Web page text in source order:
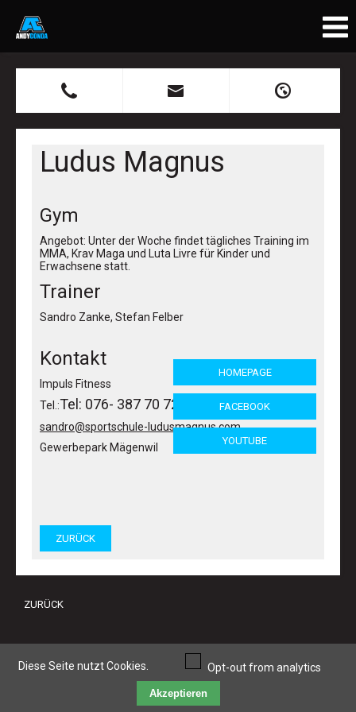
B X H
Ludus Magnus
Gym
Angebot: Unter der Woche findet tägliches Training im
MMA, Krav Maga und Luta Livre für Kinder und
Erwachsene statt.
Trainer
Sandro Zanke, Stefan Felber
Kontakt
Impuls Fitness
Tel.:Tel: 076- 387 70 72
sandro@sportschule-ludusmagnus.com
Gewerbepark Mägenwil
HOMEPAGE
FACEBOOK
YOUTUBE
ZURÜCK
ZURÜCK
© 2026 ANDYCONDA GYM
Diese Seite nutzt Cookies. Opt-out from analytics
Akzeptieren